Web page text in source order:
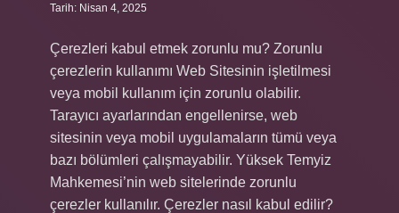
Tarih: Nisan 4, 2025
Çerezleri kabul etmek zorunlu mu? Zorunlu
çerezlerin kullanımı Web Sitesinin işletilmesi
veya mobil kullanım için zorunlu olabilir.
Tarayıcı ayarlarından engellenirse, web
sitesinin veya mobil uygulamaların tümü veya
bazı bölümleri çalışmayabilir. Yüksek Temyiz
Mahkemesi’nin web sitelerinde zorunlu
çerezler kullanılır. Çerezler nasıl kabul edilir?